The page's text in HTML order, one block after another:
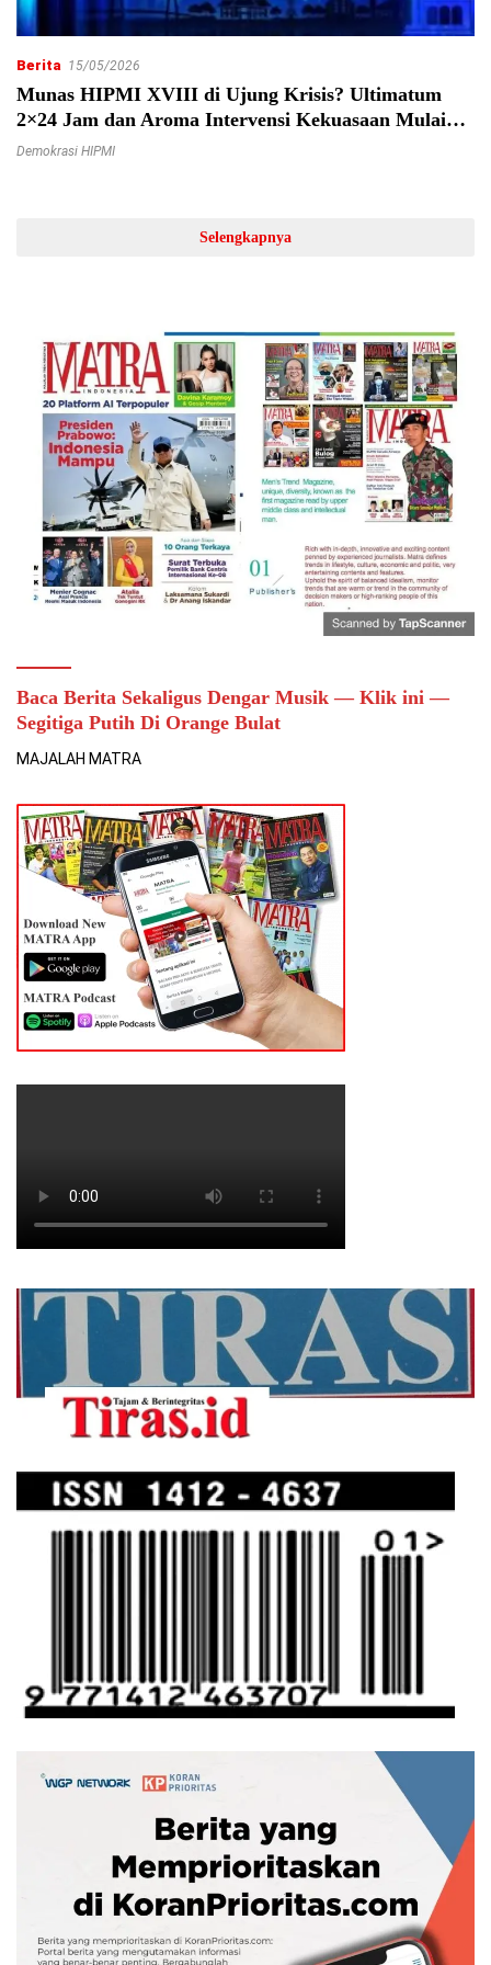
Berita 15/05/2026
Munas HIPMI XVIII di Ujung Krisis? Ultimatum
2×24 Jam dan Aroma Intervensi Kekuasaan Mulai
Mengoyak Organisasi
Demokrasi HIPMI
Selengkapnya
Baca Berita Sekaligus Dengar Musik — Klik ini —
Segitiga Putih Di Orange Bulat
MAJALAH MATRA